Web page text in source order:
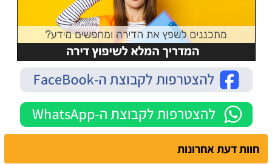
חוות דעת אחרונות